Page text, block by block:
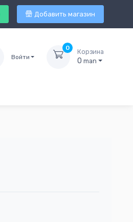
Добавить магазин
Войти
0
Корзина
0 man